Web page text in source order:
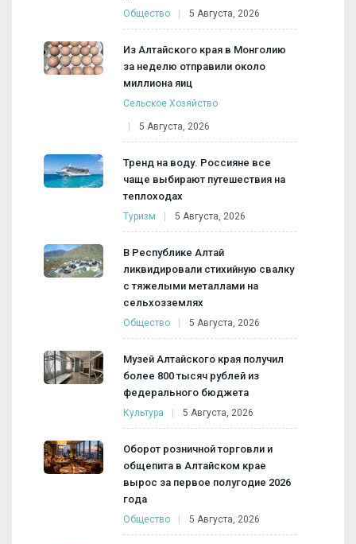
Общество 5 Августа, 2026
Из Алтайского края в Монголию
за неделю отправили около
миллиона яиц
Сельское Хозяйство
5 Августа, 2026
Тренд на воду. Россияне все
чаще выбирают путешествия на
теплоходах
Туризм 5 Августа, 2026
В Республике Алтай
ликвидировали стихийную свалку
с тяжелыми металлами на
сельхозземлях
Общество 5 Августа, 2026
Музей Алтайского края получил
более 800 тысяч рублей из
федерального бюджета
Культура 5 Августа, 2026
Оборот розничной торговли и
общепита в Алтайском крае
вырос за первое полугодие 2026
года
Общество 5 Августа, 2026